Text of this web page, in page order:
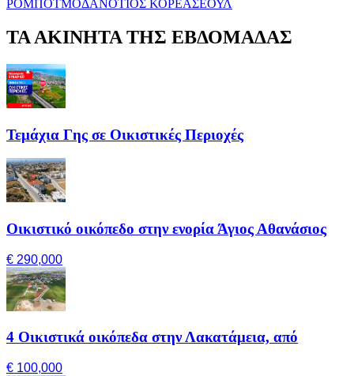
ΡΟΜΠΟΤΜΟΔΑΝΟΤΙΟΣ ΚΟΡΕΑΣΕΟΥΛ
ΤΑ ΑΚΙΝΗΤΑ ΤΗΣ ΕΒΔΟΜΑΔΑΣ
Τεμάχια Γης σε Οικιστικές Περιοχές
Οικιστικό οικόπεδο στην ενορία Άγιος Αθανάσιος
€ 290,000
4 Οικιστικά οικόπεδα στην Λακατάμεια, από
€ 100,000